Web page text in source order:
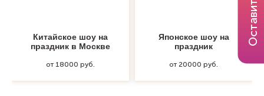
Китайское шоу на
праздник в Москве
от 18000 руб.
Японское шоу на
праздник
от 20000 руб.